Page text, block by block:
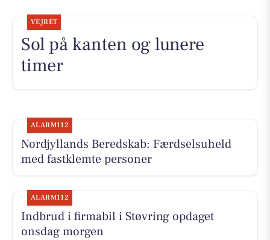
VEJRET
Sol på kanten og lunere
timer
ALARM112
Nordjyllands Beredskab: Færdselsuheld
med fastklemte personer
ALARM112
Indbrud i firmabil i Støvring opdaget
onsdag morgen